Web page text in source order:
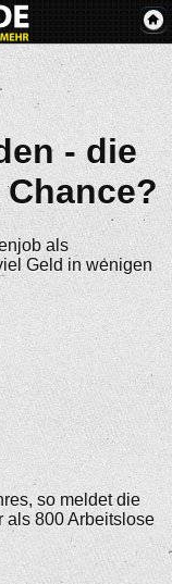
- die
so meldet die
als 800 Arbeitslose